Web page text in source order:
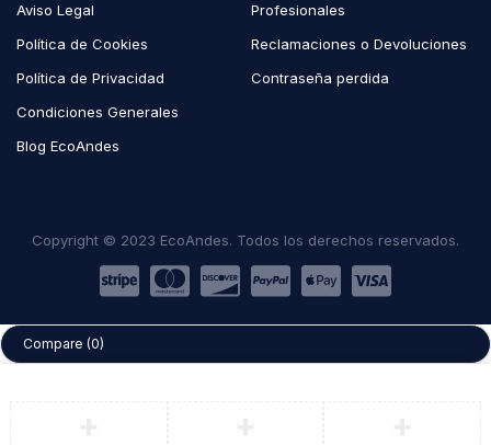
Aviso Legal
Política de Cookies
Política de Privacidad
Condiciones Generales
Blog EcoAndes
Profesionales
Reclamaciones o Devoluciones
Contraseña perdida
Copyright © 2023 EcoAndes. Todos los derechos reservados.
Compare (0)